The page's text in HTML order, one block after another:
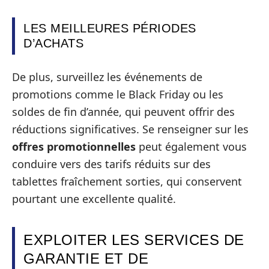
LES MEILLEURES PÉRIODES
D’ACHATS
De plus, surveillez les événements de
promotions comme le Black Friday ou les
soldes de fin d’année, qui peuvent offrir des
réductions significatives. Se renseigner sur les
offres promotionnelles peut également vous
conduire vers des tarifs réduits sur des
tablettes fraîchement sorties, qui conservent
pourtant une excellente qualité.
EXPLOITER LES SERVICES DE
GARANTIE ET DE